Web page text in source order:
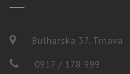
Bulharska 37, Trnava
0917 / 178 999